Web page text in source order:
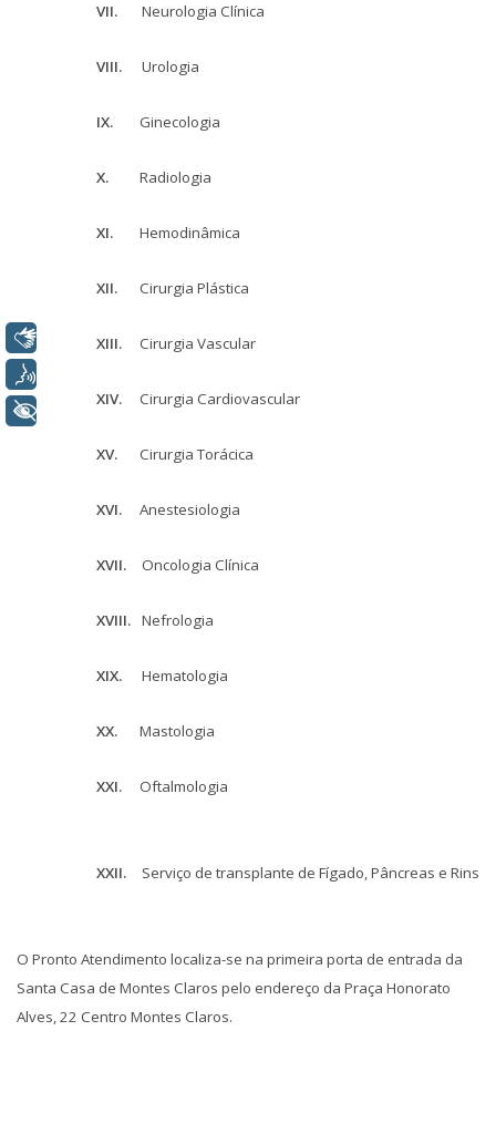
VII. Neurologia Clínica
VIII. Urologia
IX. Ginecologia
X. Radiologia
XI. Hemodinâmica
XII. Cirurgia Plástica
XIII. Cirurgia Vascular
XIV. Cirurgia Cardiovascular
XV. Cirurgia Torácica
XVI. Anestesiologia
XVII. Oncologia Clínica
XVIII. Nefrologia
XIX. Hematologia
XX. Mastologia
XXI. Oftalmologia
XXII. Serviço de transplante de Fígado, Pâncreas e Rins
O Pronto Atendimento localiza-se na primeira porta de entrada da
Santa Casa de Montes Claros pelo endereço da Praça Honorato
Alves, 22 Centro Montes Claros.
Libras
+ Acessibilidade